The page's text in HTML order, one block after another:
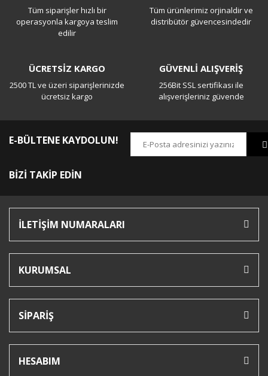
Yorum Yaz
Tüm siparişler hızlı bir
operasyonla kargoya teslim
edilir
Tüm ürünlerimiz orjinaldir ve
distribütör güvencesindedir
ÜCRETSİZ KARGO
2500 TL ve üzeri siparişlerinizde
ücretsiz kargo
GÜVENLİ ALIŞVERİŞ
256Bit SSL sertifikası ile
alışverişleriniz güvende
E-BÜLTENE KAYDOLUN!
BİZİ TAKİP EDİN
İLETİŞİM NUMARALARI
KURUMSAL
SİPARİŞ
HESABIM